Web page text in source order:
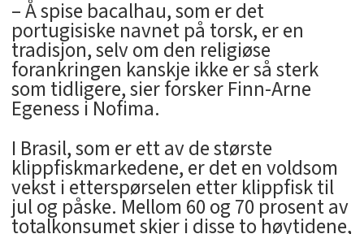
– Å spise bacalhau, som er det
portugisiske navnet på torsk, er en
tradisjon, selv om den religiøse
forankringen kanskje ikke er så sterk
som tidligere, sier forsker Finn-Arne
Egeness i Nofima.
I Brasil, som er ett av de største
klippfiskmarkedene, er det en voldsom
vekst i etterspørselen etter klippfisk til
jul og påske. Mellom 60 og 70 prosent av
totalkonsumet skjer i disse to høytidene,